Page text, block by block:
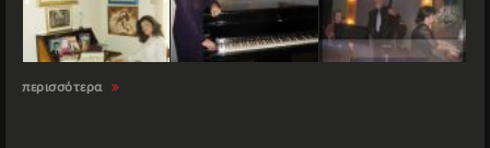
περισσότερα